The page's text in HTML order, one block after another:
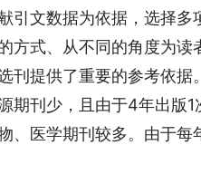
引文数据为依据，选择
方式、从不同的角度为
刊提供了重要的参考依
期刊少，且由于4年出版
、医学期刊较多。由于